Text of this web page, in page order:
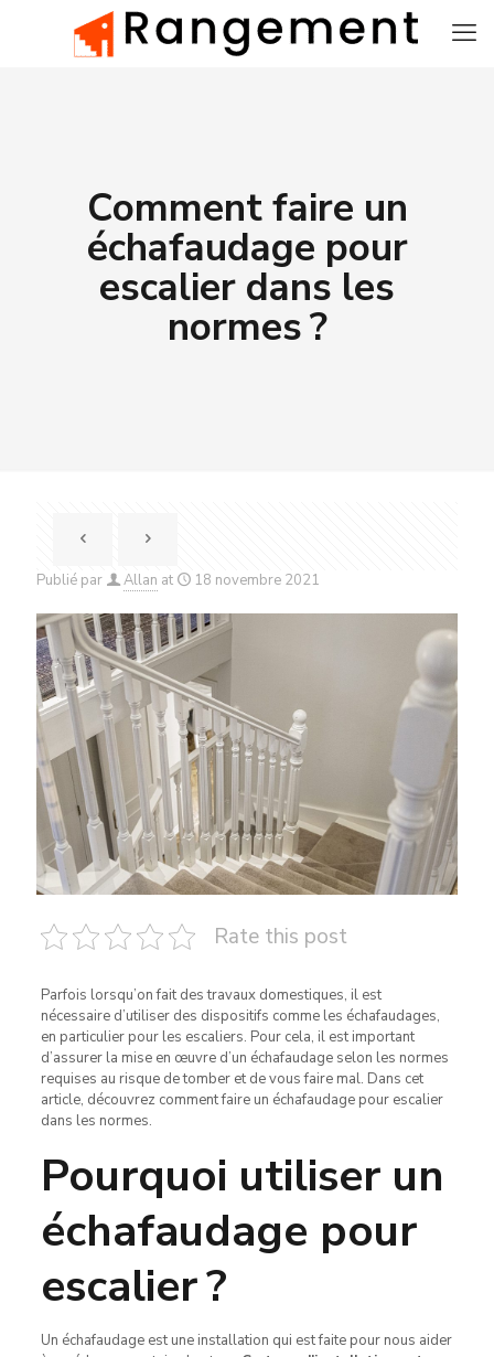
Comment faire un
échafaudage pour
escalier dans les
normes ?
Publié par Allan at 18 novembre 2021
Rate this post
Parfois lorsqu’on fait des travaux domestiques, il est
nécessaire d’utiliser des dispositifs comme les échafaudages,
en particulier pour les escaliers. Pour cela, il est important
d’assurer la mise en œuvre d’un échafaudage selon les normes
requises au risque de tomber et de vous faire mal. Dans cet
article, découvrez comment faire un échafaudage pour escalier
dans les normes.
Pourquoi utiliser un
échafaudage pour
escalier ?
Un échafaudage est une installation qui est faite pour nous aider